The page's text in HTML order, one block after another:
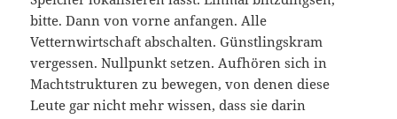
bitte. Dann von vorne anfangen. Alle
Vetternwirtschaft abschalten. Günstlingskram
vergessen. Nullpunkt setzen. Aufhören sich in
Machtstrukturen zu bewegen, von denen diese
Leute gar nicht mehr wissen, dass sie darin